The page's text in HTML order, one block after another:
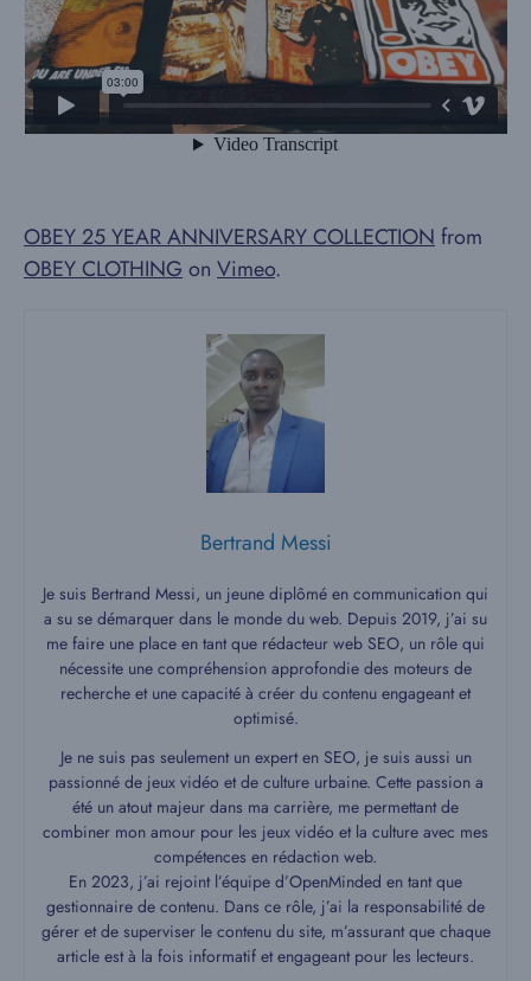
OBEY 25 YEAR ANNIVERSARY COLLECTIONfrom
OBEY CLOTHINGon Vimeo.
Bertrand Messi
Je suis Bertrand Messi, un jeune diplômé en communication qui
a su se démarquer dans le monde du web. Depuis 2019, j’ai su
me faire une place en tant que rédacteur web SEO, un rôle qui
nécessite une compréhension approfondie des moteurs de
recherche et une capacité à créer du contenu engageant et
optimisé.
Je ne suis pas seulement un expert en SEO, je suis aussi un
passionné de jeux vidéo et de culture urbaine. Cette passion a
été un atout majeur dans ma carrière, me permettant de
combiner mon amour pour les jeux vidéo et la culture avec mes
compétences en rédaction web.
En 2023, j’ai rejoint l’équipe d’OpenMinded en tant que
gestionnaire de contenu. Dans ce rôle, j’ai la responsabilité de
gérer et de superviser le contenu du site, m’assurant que chaque
article est à la fois informatif et engageant pour les lecteurs.